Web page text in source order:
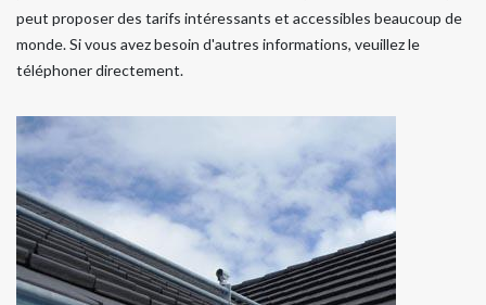
peut proposer des tarifs intéressants et accessibles beaucoup de
monde. Si vous avez besoin d'autres informations, veuillez le
téléphoner directement.